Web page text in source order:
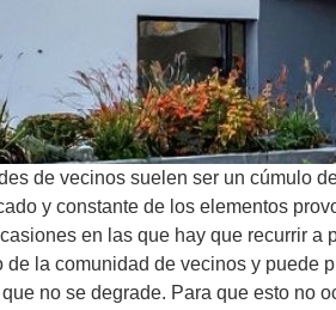
de vecinos suelen ser un cúmulo
y constante de los elementos
en las que hay que recurrir
de la comunidad de vecinos y puede
no se degrade. Para que esto no